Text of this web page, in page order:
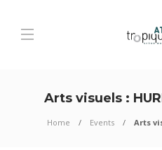
Arts visuels :
Home Events Arts